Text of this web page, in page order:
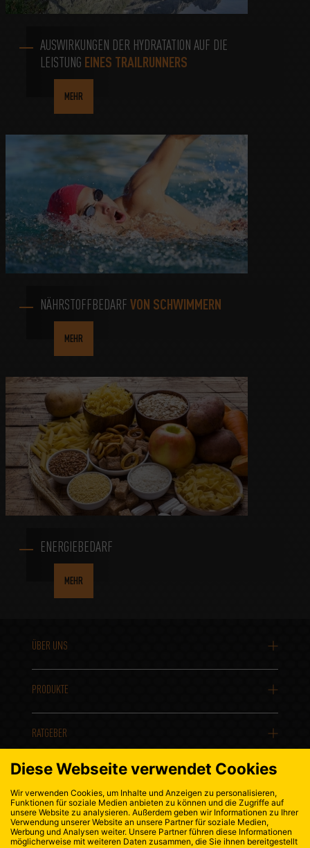
AUSWIRKUNGEN DER HYDRATATION AUF DIE
LEISTUNG EINES TRAILRUNNERS
MEHR
NÄHRSTOFFBEDARF VON SCHWIMMERN
MEHR
ENERGIEBEDARF
MEHR
ÜBER UNS
PRODUKTE
RATGEBER
KONTAKT
DATENSCHUTZ